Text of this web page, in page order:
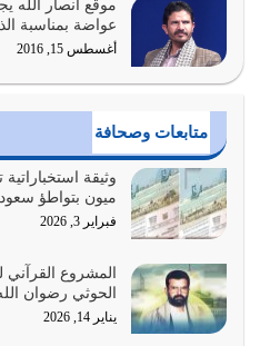
أولياء الشيطان كلما كانوا
أكثر ضعفاً
يوليو 30, 2026
وعد الله تعالى من يُقتل في
والاستبشار والنجاة والخلود
يوليو 29, 2026
القرآن الكريم هو أهم مصدر
معرفة شخصيته معرفة عظمته
هل نحن من الصالحين؟ قيِّم
وأعرض نفسك، وأعرض ما
موقع أنصار الله
عواضة بمناسبة
أغسطس 15, 2016
متابعات وصحافة
وثيقة
ميون بتواطؤ
فبراير 3, 2026
المشروع القرآني
الحوثي رضوان
يناير 14, 2026